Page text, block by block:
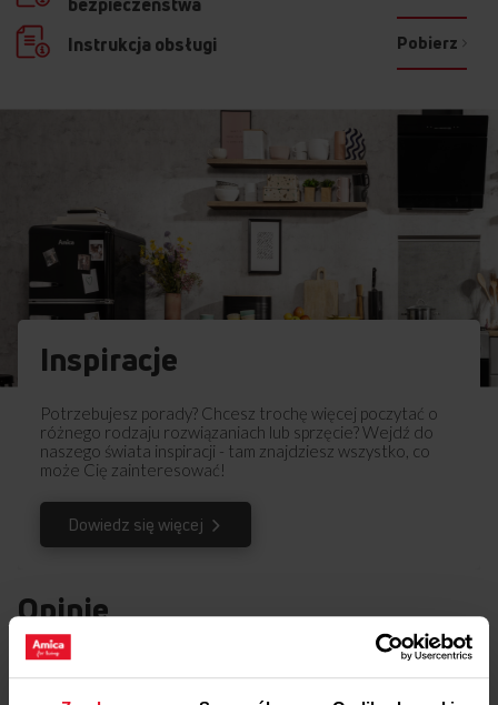
Instrukcja obsługi Pobierz
Inspiracje
Potrzebujesz porady? Chcesz trochę więcej poczytać o
różnego rodzaju rozwiązaniach lub sprzęcie? Wejdź do
naszego świata inspiracji - tam znajdziesz wszystko, co
może Cię zainteresować!
Dowiedz się więcej
Opinie
swoją opinią o